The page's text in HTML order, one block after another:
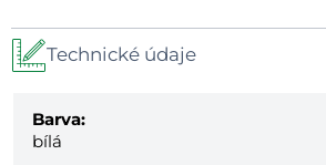
Technické údaje
Barva:
bílá